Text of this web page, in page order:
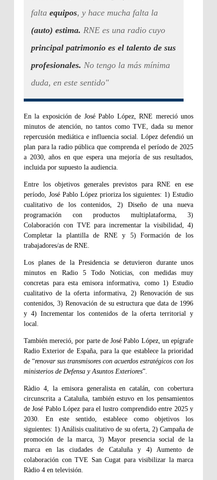
falta equipos, y hace mucha falta la
(auto) estima. RNE es una radio cuyo
principal patrimonio es el talento de sus
profesionales. No tengo la más mínima
duda, en este sentido"
En la exposición de José Pablo López, RNE mereció unos
minutos de atención, no tantos como TVE, dada su menor
repercusión mediática e influencia social. López defendió un
plan para la radio pública que comprenda el período de 2025
a 2030, años en que espera una mejoría de sus resultados,
incluida por supuesto la audiencia.
Entre los objetivos generales previstos para RNE en ese
período, José Pablo López prioriza los siguientes: 1) Estudio
cualitativo de los contenidos, 2) Diseño de una nueva
programación con productos multiplataforma, 3)
Colaboración con TVE para incrementar la visibilidad, 4)
Completar la plantilla de RNE y 5) Formación de los
trabajadores/as de RNE.
Los planes de la Presidencia se detuvieron durante unos
minutos en Radio 5 Todo Noticias, con medidas muy
concretas para esta emisora informativa, como 1) Estudio
cualitativo de la oferta informativa, 2) Renovación de sus
contenidos, 3) Renovación de su estructura que data de 1996
y 4) Incrementar los contenidos de la oferta territorial y
local.
También mereció, por parte de José Pablo López, un epígrafe
Radio Exterior de España, para la que establece la prioridad
de “renovar sus transmisores con acuerdos estratégicos con los
ministerios de Defensa y Asuntos Exteriores”.
Ràdio 4, la emisora generalista en catalán, con cobertura
circunscrita a Cataluña, también estuvo en los pensamientos
de José Pablo López para el lustro comprendido entre 2025 y
2030. En este sentido, establece como objetivos los
siguientes: 1) Análisis cualitativo de su oferta, 2) Campaña de
promoción de la marca, 3) Mayor presencia social de la
marca en las ciudades de Cataluña y 4) Aumento de
colaboración con TVE San Cugat para visibilizar la marca
Ràdio 4 en televisión.